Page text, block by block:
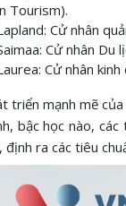
Tourism).
Cử nhân
Cử nhân
Cử nhân
triển mạnh mẽ
bậc học nào,
ra các tiêu